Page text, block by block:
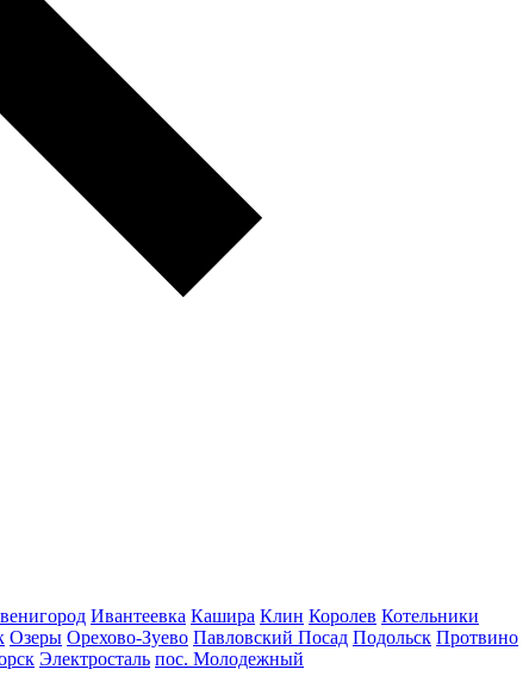
Ивантеевка Кашира Клин Королев Котельники
Озеры Орехово-Зуево Павловский Посад Подольск Протвино
Электросталь пос. Молодежный